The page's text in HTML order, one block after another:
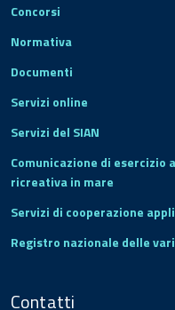
Concorsi
Normativa
Documenti
Servizi online
Servizi del SIAN
Comunicazione di
ricreativa in mare
Servizi di cooperazione
Registro nazionale delle
Contatti